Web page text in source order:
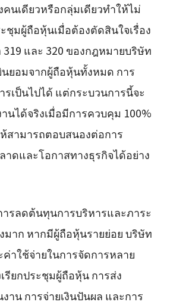
คนเดียวหรือกลุ่มเดียวทำให้ไม่
ชุมผู้ถือหุ้นเมื่อต้องตัดสินใจเรื่อง
และ 320 ของกฎหมายบริษัท
ยอมจากผู้ถือหุ้นทั้งหมด การ
รเป็นไปได้ แต่กระบวนการนี้จะ
นได้จริงเมื่อมีการควบคุม 100%
สามารถตอบสนองต่อการ
าดและโอกาสทางธุรกิจได้อย่าง
รลดต้นทุนการบริหารและภาระ
มาก หากมีผู้ถือหุ้นรายย่อย บริษัท
ค่าใช้จ่ายในการจัดการหลาย
รียกประชุมผู้ถือหุ้น การส่ง
าน การจ่ายเงินปันผล และการ